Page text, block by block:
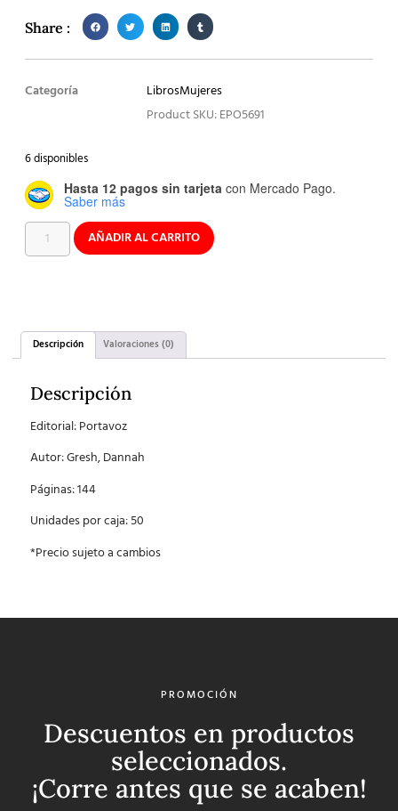
Share :
Categoría LibrosMujeres
Product SKU: EPO5691
6 disponibles
Hasta 12 pagos sin tarjeta con Mercado Pago.
Saber más
AÑADIR AL CARRITO
Descripción Valoraciones (0)
Descripción
Editorial: Portavoz
Autor: Gresh, Dannah
Páginas: 144
Unidades por caja: 50
*Precio sujeto a cambios
PROMOCIÓN
Descuentos en productos
seleccionados.
¡Corre antes que se acaben!